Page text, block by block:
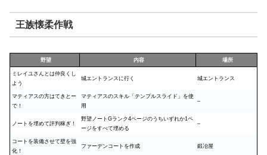
王族懐柔作戦
野望 内容 場所
ミレイユさんとは仲良くし
よう
城エントランスに行く 城エントランス
マティアスの方はてきとー
で！
マティアスのスキル「テンプルスライド」を使
用
–
ノートを埋めて評判稼ぎ！
野望ノートGランク4ページのうちいずれか1ペ
ージをすべて埋める
–
コートを装備させて壁を強
化！
ファーデンコートを作成 鍛冶屋